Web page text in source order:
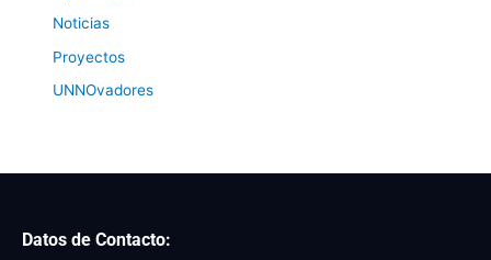
Noticias
Proyectos
UNNOvadores
Datos de Contacto: